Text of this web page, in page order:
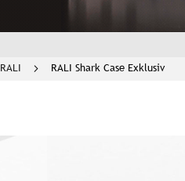
RALI RALI Shark Case Exklusiv